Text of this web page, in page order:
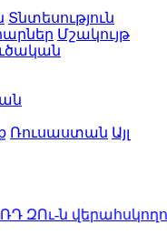
Տնտեսություն
Մշակույթ
Ռուսաստան Այլ
ն